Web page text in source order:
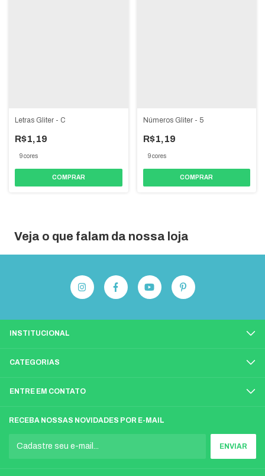
Letras Gliter - C
R$1,19
9 cores
COMPRAR
Números Gliter - 5
R$1,19
9 cores
COMPRAR
Veja o que falam da nossa loja
INSTITUCIONAL
CATEGORIAS
ENTRE EM CONTATO
RECEBA NOSSAS NOVIDADES POR E-MAIL